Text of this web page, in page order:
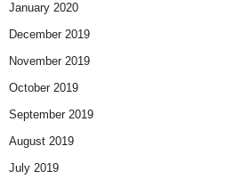
January 2020
December 2019
November 2019
October 2019
September 2019
August 2019
July 2019